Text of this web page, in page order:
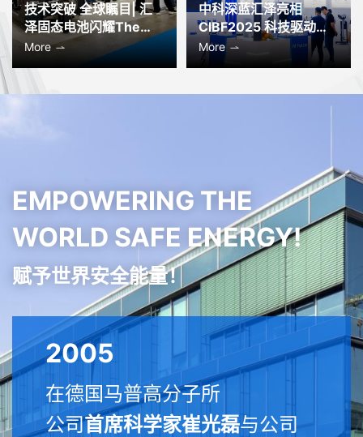
技术突破 全球瞩目| 汇
泽固态电池闪耀The
Battery Show Europe
More
中科深蓝汇泽亮相
CIBF2025 科技驱动未
来能源
More
EMPOWERING THE
WORLD SAFE ENERGY!
赋予世界安全能量！
2005
在德国马普高分子所
公司首席科学家崔光磊与公司